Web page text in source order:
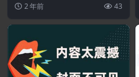
级关系? 你是否在...
2 年前 43